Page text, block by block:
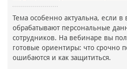
Тема особенно актуальна, если
обрабатывают персональные
сотрудников. На вебинаре вы
готовые ориентиры: что срочно
ошибаются и как защититься.